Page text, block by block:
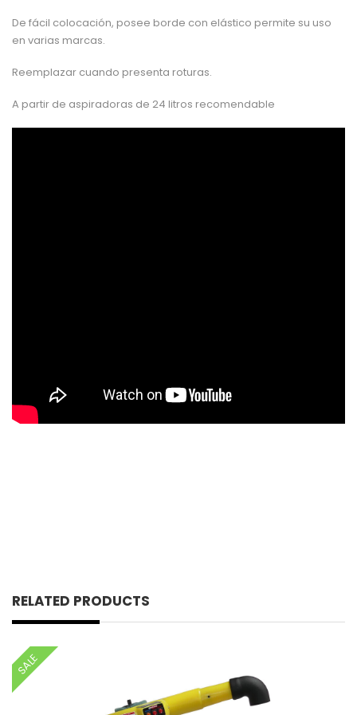
De fácil colocación, posee borde con elástico permite su uso
en varias marcas.
Reemplazar cuando presenta roturas.
A partir de aspiradoras de 24 litros recomendable
RELATED PRODUCTS
SALE